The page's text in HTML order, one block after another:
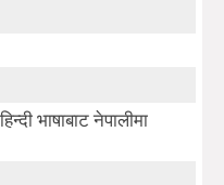
भाषाबाट नेपालीमा